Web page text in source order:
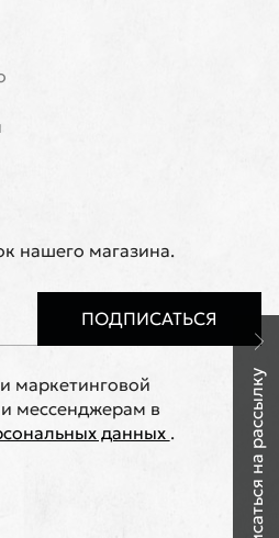
нашего магазина.
ПОДПИСАТЬСЯ
маркетинговой
мессенджерам в
данных . Подписаться на рассылку